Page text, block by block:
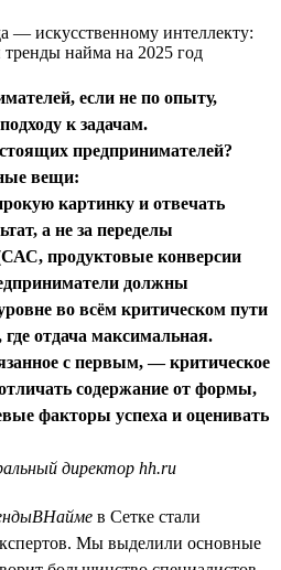
если не по опыту,
к задачам.
предпринимателей?
вещи:
картинку и отвечать
а не за переделы
продуктовые конверсии
должны
во всём критическом пути
где отдача максимальная.
с первым, — критическое
содержание от формы,
факторы успеха и оценивать
директор hh.ru
в Сетке стали
Мы выделили основные